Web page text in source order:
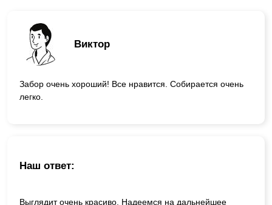
Виктор
Забор очень хороший! Все нравится. Собирается очень
легко.
Наш ответ:
Выглядит очень красиво. Надеемся на дальнейшее